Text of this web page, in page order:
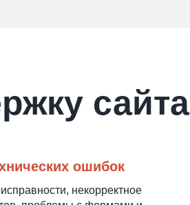
сайта
ошибок
некорректное